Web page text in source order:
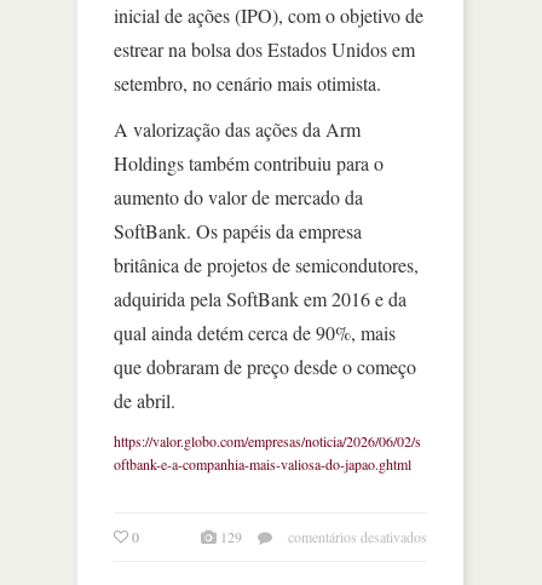
inicial de ações (IPO), com o objetivo de
estrear na bolsa dos Estados Unidos em
setembro, no cenário mais otimista.
A valorização das ações da Arm
Holdings também contribuiu para o
aumento do valor de mercado da
SoftBank. Os papéis da empresa
britânica de projetos de semicondutores,
adquirida pela SoftBank em 2016 e da
qual ainda detém cerca de 90%, mais
que dobraram de preço desde o começo
de abril.
https://valor.globo.com/empresas/noticia/2026/06/02/s
oftbank-e-a-companhia-mais-valiosa-do-japao.ghtml
0 129 comentários desativados